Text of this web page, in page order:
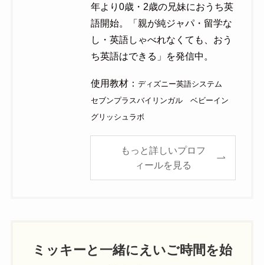
年より0歳・2歳の兄妹におうち英
語開始。「親が純ジャパ・留学な
し・英語しゃべれなくても、おう
ち英語はできる」を発信中。
使用教材： ディズニー英語システム
セブンプラスバイリンガル ベビーイン
グリッシュラボ
もっと詳しいプロフ
ィールを見る
ミッキーと一緒にえいご時間を始